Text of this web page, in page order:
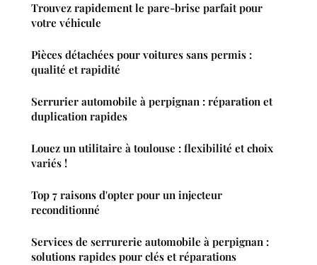
Trouvez rapidement le pare-brise parfait pour
votre véhicule
Pièces détachées pour voitures sans permis :
qualité et rapidité
Serrurier automobile à perpignan : réparation et
duplication rapides
Louez un utilitaire à toulouse : flexibilité et choix
variés !
Top 7 raisons d'opter pour un injecteur
reconditionné
Services de serrurerie automobile à perpignan :
solutions rapides pour clés et réparations